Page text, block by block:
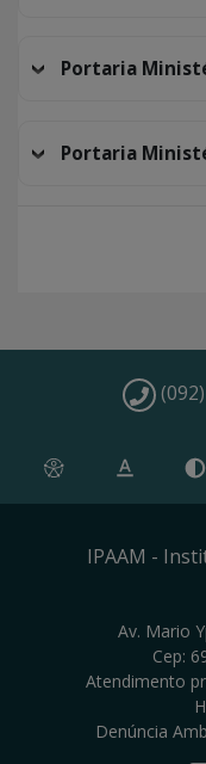
Portaria
Portaria
IPAAM -
Av. Mario
Cep:
Atendimento
Denúncia